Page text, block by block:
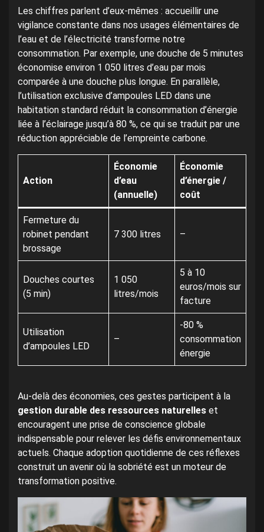
Les chiffres parlent d’eux-mêmes : accueillir une
vigilance constante dans nos usages élémentaires de
l’eau et de l’électricité transforme notre
consommation. Par exemple, une douche de 5 minutes
économise environ 1 050 litres d’eau par mois
comparée à une douche plus longue. En parallèle,
l’utilisation exclusive d’ampoules LED dans une
habitation standard réduit la consommation d’énergie
liée à l’éclairage jusqu’à 80 %, ce qui se traduit par une
réduction appréciable de l’empreinte carbone.
Action
Économie
d’eau
(annuelle)
Économie
d’énergie /
coût
Fermeture du
robinet pendant
brossage
7 300 litres –
Douches courtes
(5 min)
1 050
litres/mois
5 à 10
euros/mois sur
facture
Utilisation
d’ampoules LED
–
-80 %
consommation
énergie
Au-delà des économies, ces gestes participent à la
gestion durable des ressources naturelles et
encouragent une prise de conscience globale
indispensable pour relever les défis environnementaux
actuels. Chaque adoption quotidienne de ces réflexes
construit un avenir où la sobriété est un moteur de
transformation positive.